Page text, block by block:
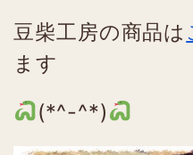
豆柴工房の商品は
ます
(*^-^*)